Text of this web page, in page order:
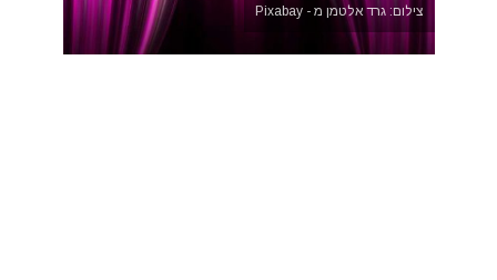
צילום: גרד אלטמן מ - Pixabay